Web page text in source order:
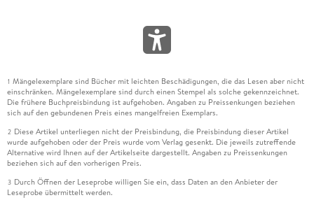
1 Mängelexemplare sind Bücher mit leichten Beschädigungen, die das Lesen aber nicht
einschränken. Mängelexemplare sind durch einen Stempel als solche gekennzeichnet.
Die frühere Buchpreisbindung ist aufgehoben. Angaben zu Preissenkungen beziehen
sich auf den gebundenen Preis eines mangelfreien Exemplars.
2 Diese Artikel unterliegen nicht der Preisbindung, die Preisbindung dieser Artikel
wurde aufgehoben oder der Preis wurde vom Verlag gesenkt. Die jeweils zutreffende
Alternative wird Ihnen auf der Artikelseite dargestellt. Angaben zu Preissenkungen
beziehen sich auf den vorherigen Preis.
3 Durch Öffnen der Leseprobe willigen Sie ein, dass Daten an den Anbieter der
Leseprobe übermittelt werden.